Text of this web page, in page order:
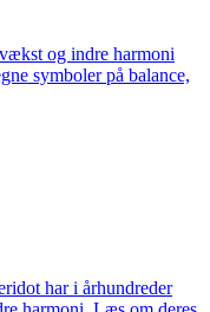
og indre harmoni
symboler på balance,
har i århundreder